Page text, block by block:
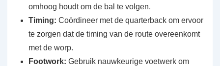
omhoog houdt om de bal te volgen.
Timing: Coördineer met de quarterback om ervoor
te zorgen dat de timing van de route overeenkomt
met de worp.
Footwork: Gebruik nauwkeurige voetwerk om